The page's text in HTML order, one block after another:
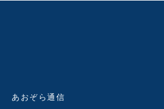
あおぞら通信